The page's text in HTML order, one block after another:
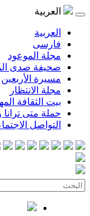
العربية
العربية
فارسی
مجلة الموعود
صحيفة صدى
مسيرة الأربعين
مجلة الانتظار
بيت الثقافة
حملة متى ترانا
التواصل